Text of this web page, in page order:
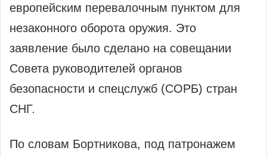
европейским перевалочным пунктом для
незаконного оборота оружия. Это
заявление было сделано на совещании
Совета руководителей органов
безопасности и спецслужб (СОРБ) стран
СНГ.
По словам Бортникова, под патронажем